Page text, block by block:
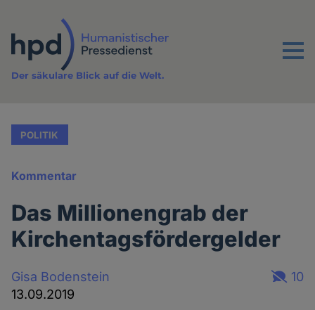
Inhalt
Menu
Der säkulare Blick auf die Welt.
POLITIK
Kommentar
Das Millionengrab der
Kirchentagsfördergelder
Gisa Bodenstein
13.09.2019
10